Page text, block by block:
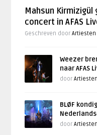
Mahsun
concert in AFAS
Geschreven doorArtiesten
Weezer
naar AFAS
door
BLØF
door